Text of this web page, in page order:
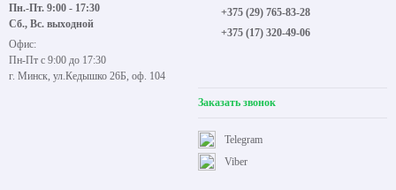
Пн.-Пт. 9:00 - 17:30
Сб., Вс. выходной
Офис:
Пн-Пт с 9:00 до 17:30
г. Минск, ул.Кедышко 26Б, оф. 104
+375 (29) 765-83-28
+375 (17) 320-49-06
Заказать звонок
Viber
Telegram